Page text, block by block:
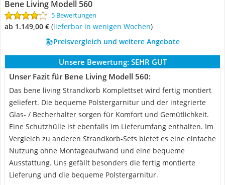
Bene Living Modell 560
5 Bewertungen
ab 1.149,00 € ( Lieferbar in wenigen Wochen)
Preisvergleich und weitere Angebote
Unsere Bewertung: SEHR GUT
Unser Fazit für Bene Living Modell 560:
Das bene living Strandkorb Komplettset wird fertig montiert
geliefert. Die bequeme Polstergarnitur und der integrierte
Glas- / Becherhalter sorgen für Komfort und Gemütlichkeit.
Eine Schutzhülle ist ebenfalls im Lieferumfang enthalten. Im
Vergleich zu anderen Strandkorb-Sets bietet es eine einfache
Nutzung ohne Montageaufwand und eine bequeme
Ausstattung. Uns gefällt besonders die fertig montierte
Lieferung und die bequeme Polstergarnitur.